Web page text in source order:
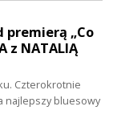
premierą „Co
z NATALIĄ
Czterokrotnie
najlepszy bluesowy